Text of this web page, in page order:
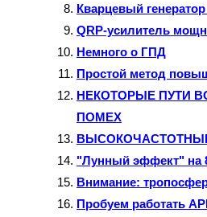
Кварцевый
QRP-усилитель
Немного о ГПД
Простой метод
НЕКОТОРЫЕ ПУТИ
ПОМЕХ
"Лунный эффект" на
Внимание:
Пробуем работать